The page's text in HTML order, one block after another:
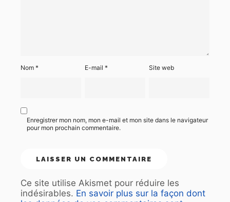
Nom * E-mail* Site web
Enregistrer mon nom, mon e-mail et mon site dans le navigateur
pour mon prochain commentaire.
Ce site utilise Akismet pour réduire les
indésirables. En savoir plus sur la façon dont